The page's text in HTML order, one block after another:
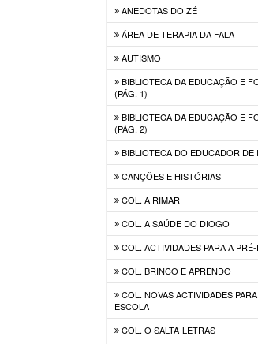
ANEDOTAS DO ZÉ
ÁREA DE TERAPIA DA FALA
AUTISMO
BIBLIOTECA DA EDUCAÇÃO E
(PÁG. 1)
BIBLIOTECA DA EDUCAÇÃO E
(PÁG. 2)
BIBLIOTECA DO EDUCADOR DE
CANÇÕES E HISTÓRIAS
COL. A RIMAR
COL. A SAÚDE DO DIOGO
COL. ACTIVIDADES PARA A
COL. BRINCO E APRENDO
COL. NOVAS ACTIVIDADES
ESCOLA
COL. O SALTA-LETRAS
COMPREENDENDO O
AUTISMO
13,50€
O
18.70€